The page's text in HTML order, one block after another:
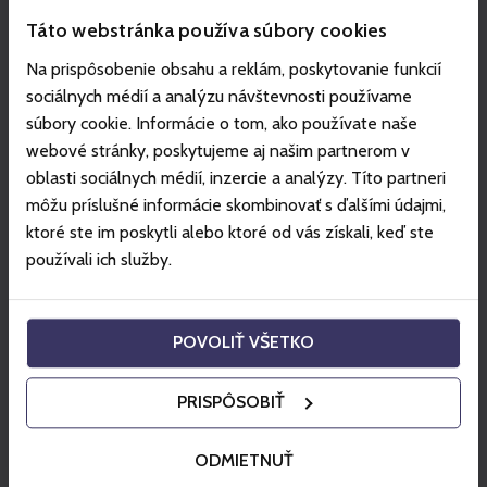
Táto webstránka používa súbory cookies
Na prispôsobenie obsahu a reklám, poskytovanie funkcií
sociálnych médií a analýzu návštevnosti používame
súbory cookie. Informácie o tom, ako používate naše
webové stránky, poskytujeme aj našim partnerom v
oblasti sociálnych médií, inzercie a analýzy. Títo partneri
môžu príslušné informácie skombinovať s ďalšími údajmi,
ktoré ste im poskytli alebo ktoré od vás získali, keď ste
používali ich služby.
POVOLIŤ VŠETKO
PRISPÔSOBIŤ
ODMIETNUŤ
w sezonie letnim 2026 w dniach, w których park jest
czynny dla zwiedzających, zgodnie z kalendarzem
otwarcia (kalendarz na sezon letni zostanie
opublikowany na stronie Legendii nie później niż
23.03.2026 r.) zamieszczonym na stronie
www.legendia.pl (po opuszczeniu terenu Legendii w
danym dniu, ponowne wejście nie jest możliwe!);
Wstępu na teren Legendii i korzystania ze wszystkich
dostępnych w dniu wizyty atrakcji, zgodnie z
obowiązującymi regulaminami i procedurami
Korzystania z atrakcji Jama Bazyliszka w dniach i
godzinach jej działania, jako osobnego produktu od
01.11.2025 do 29.03.2026, lecz z wyłączeniem godzin
otwarcia Jamy Bazyliszka w trakcie trwania wydarzenia
Wstępu na wszystkie wydarzenia oraz imprezy